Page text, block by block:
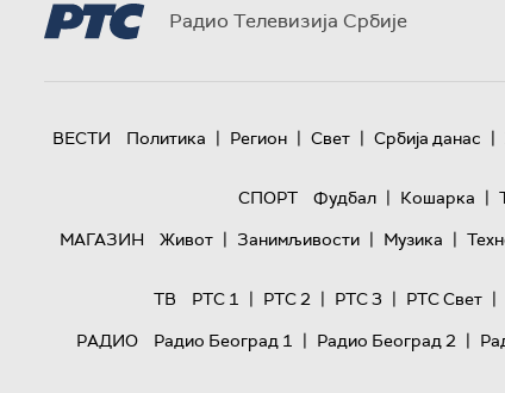
Радио Телевизија Србије
ВЕСТИ Политика | Регион | Свет | Србија данас |
СПОРТ
Фудбал | Кошарка |
МАГАЗИН
Живот | Занимљивости | Музика |
ТВ
РТС 1 | РТС 2 | РТС 3 | РТС Свет |
РАДИО
Радио Београд 1 | Радио Београд 2 |